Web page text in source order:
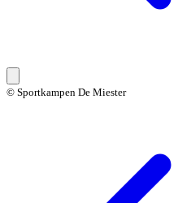
© Sportkampen De Miester